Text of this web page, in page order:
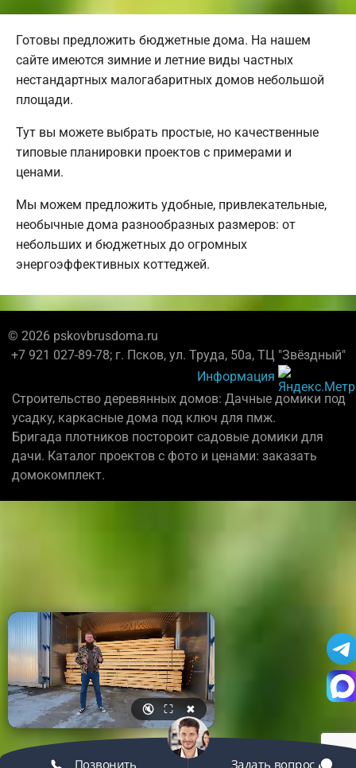
Готовы предложить бюджетные дома. На нашем
сайте имеются зимние и летние виды частных
нестандартных малогабаритных домов небольшой
площади.
Тут вы можете выбрать простые, но качественные
типовые планировки проектов с примерами и
ценами.
Мы можем предложить удобные, привлекательные,
необычные дома разнообразных размеров: от
небольших и бюджетных до огромных
энергоэффективных коттеджей.
© 2026 pskovbrusdoma.ru
+7 921 027-89-78; г. Псков, ул. Труда, 50а, ТЦ "Звёздный"
Информация
Строительство деревянных домов: Дачные домики под
усадку, каркасные дома под ключ для пмж.
Бригада плотников постороит садовые домики для
дачи. Каталог проектов с фото и ценами: заказать
домокомплект.
🔇 ⛶ ✖
Позвонить Задать вопрос